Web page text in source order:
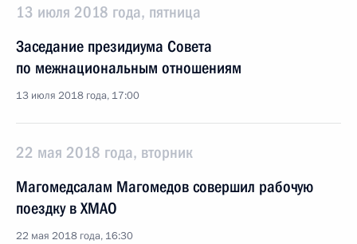
13 июля 2018 года, пятница
Заседание президиума Совета
по межнациональным отношениям
13 июля 2018 года, 17:00
22 мая 2018 года, вторник
Магомедсалам Магомедов совершил рабочую
поездку в ХМАО
22 мая 2018 года, 16:30